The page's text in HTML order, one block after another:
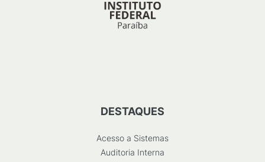
DESTAQUES
Acesso a Sistemas
Auditoria Interna